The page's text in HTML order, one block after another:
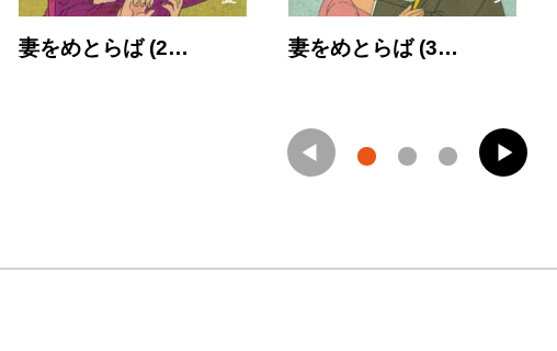
妻をめとらば (2… 妻をめとらば (3…